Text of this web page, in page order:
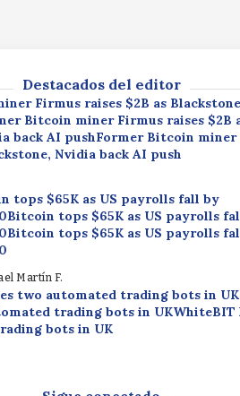
Destacados del editor
Firmus raises $2B as
Bitcoin miner Firmus raises $2B
back AI pushFormer Bitcoin
Nvidia back AI push
tops $65K as US payrolls fall by
tops $65K as US payrolls
tops $65K as US payrolls
Martín F.
two automated trading bots in
trading bots in UKWhiteBIT
bots in UK
Firmus raises $2B as